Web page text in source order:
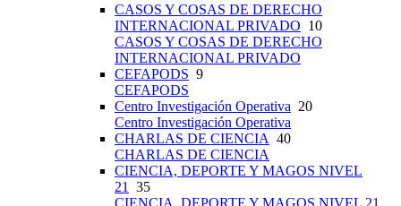
CASOS Y COSAS DE DERECHO
INTERNACIONAL PRIVADO 10
CASOS Y COSAS DE DERECHO
INTERNACIONAL PRIVADO
CEFAPODS 9
CEFAPODS
Centro Investigación Operativa 20
Centro Investigación Operativa
CHARLAS DE CIENCIA 40
CHARLAS DE CIENCIA
CIENCIA, DEPORTE Y MAGOS NIVEL
21
35